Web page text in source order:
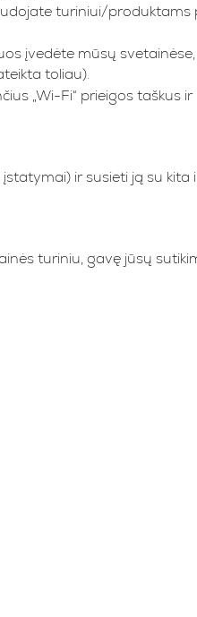
turiniui/produktams
įvedėte mūsų
toliau).
„Wi-Fi“ prieigos taškus
ir susieti ją su kita
turiniu, gavę jūsų